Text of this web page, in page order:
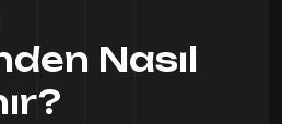
Nasıl